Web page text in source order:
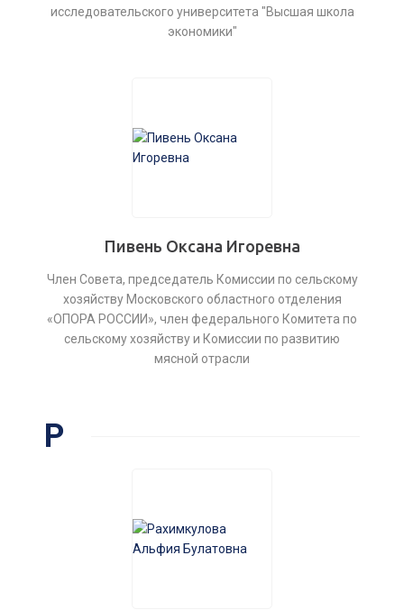
исследовательского университета "Высшая школа
экономики"
Пивень Оксана Игоревна
Член Совета, председатель Комиссии по сельскому
хозяйству Московского областного отделения
«ОПОРА РОССИИ», член федерального Комитета по
сельскому хозяйству и Комиссии по развитию
мясной отрасли
Р